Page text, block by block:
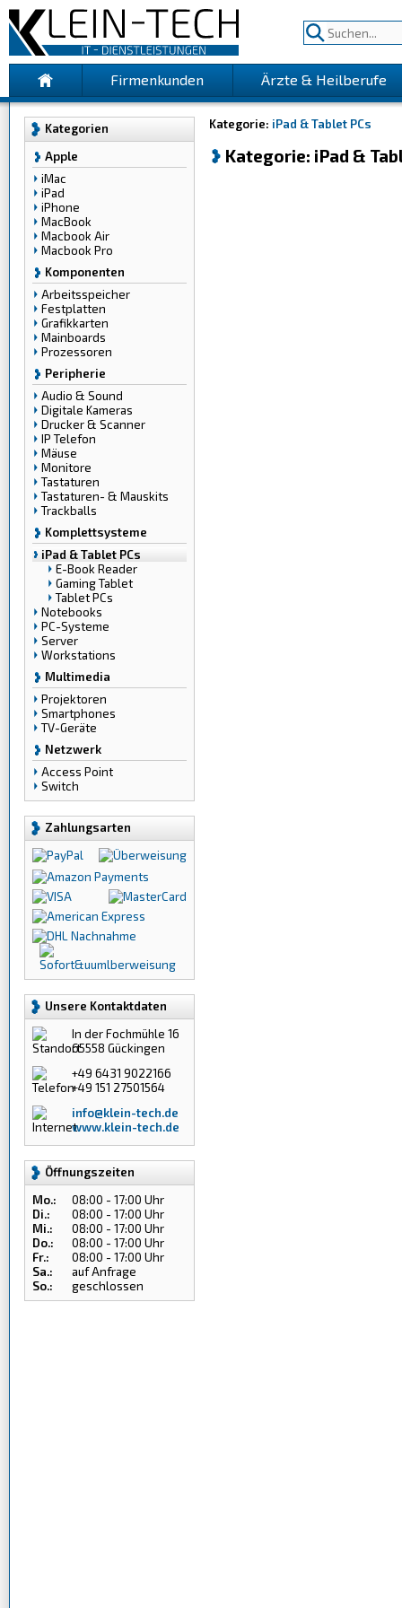
Firmenkunden Ärzte & Heilberufe
Kategorien
Apple
iMac
iPad
iPhone
MacBook
Macbook Air
Macbook Pro
Komponenten
Arbeitsspeicher
Festplatten
Grafikkarten
Mainboards
Prozessoren
Peripherie
Audio & Sound
Digitale Kameras
Drucker & Scanner
IP Telefon
Mäuse
Monitore
Tastaturen
Tastaturen- & Mauskits
Trackballs
Komplettsysteme
iPad & Tablet PCs
E-Book Reader
Gaming Tablet
Tablet PCs
Notebooks
PC-Systeme
Server
Workstations
Multimedia
Projektoren
Smartphones
TV-Geräte
Netzwerk
Access Point
Switch
Zahlungsarten
Unsere Kontaktdaten
In der Fochmühle 16
65558 Gückingen
+49 6431 9022166
+49 151 27501564
info@klein-tech.de
www.klein-tech.de
Öffnungszeiten
Mo.:
08:00 - 17:00 Uhr
Di.:
08:00 - 17:00 Uhr
Mi.:
08:00 - 17:00 Uhr
Do.:
08:00 - 17:00 Uhr
Fr.:
08:00 - 17:00 Uhr
Sa.:
auf Anfrage
So.:
geschlossen
Kategorie: iPad & Tablet PCs
Kategorie: iPad &